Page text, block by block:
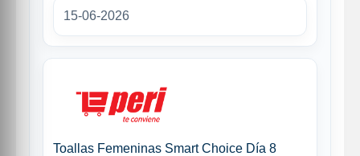
15-06-2026
Toallas Femeninas Smart Choice Día 8